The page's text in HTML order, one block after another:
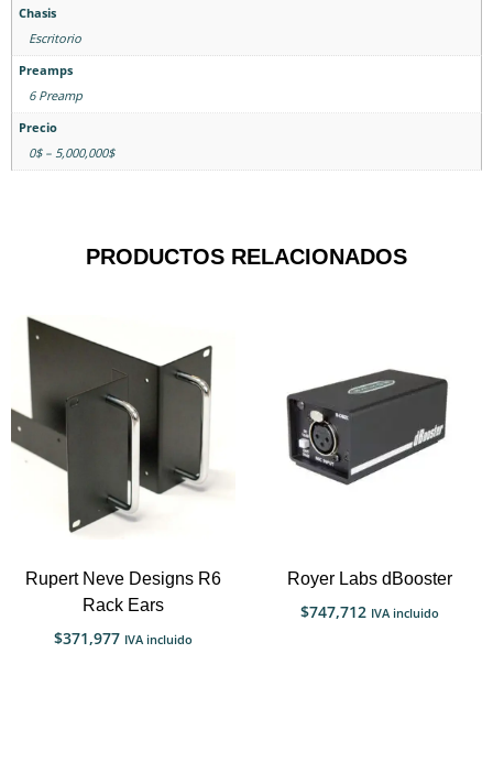
Chasis
Escritorio
Preamps
6 Preamp
Precio
0$ – 5,000,000$
PRODUCTOS RELACIONADOS
Rupert Neve Designs R6
Rack Ears
$371,977 IVA incluido
Royer Labs dBooster
$747,712 IVA incluido